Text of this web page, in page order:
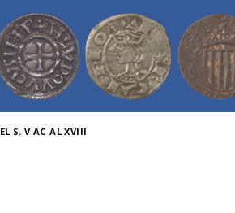
S. V AC AL XVIII